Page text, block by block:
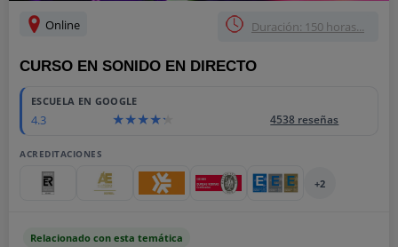
Online Duración: 150 horas...
CURSO EN SONIDO EN DIRECTO
ESCUELA EN GOOGLE
4.3 4538 reseñas
ACREDITACIONES
+2
Relacionado con esta temática